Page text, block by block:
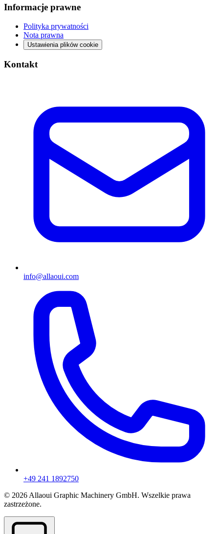
Informacje prawne
Polityka prywatności
Nota prawna
Ustawienia plików cookie
Kontakt
info@allaoui.com
+49 241 1892750
© 2026 Allaoui Graphic Machinery GmbH. Wszelkie prawa
zastrzeżone.